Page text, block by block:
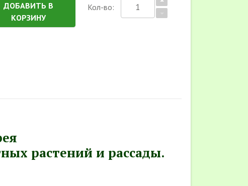
ДОБАВИТЬ В
КОРЗИНУ
Кол-во:
растений и рассады.